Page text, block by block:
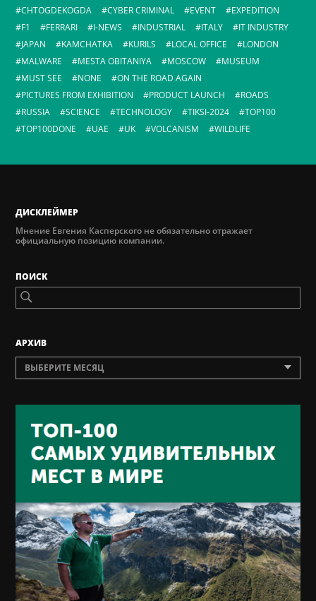
CHTOGDEKOGDA
CYBER CRIMINAL EVENT
EXPEDITION
F1
FERRARI I-NEWS INDUSTRIAL ITALY
IT INDUSTRY
JAPAN
KAMCHATKA KURILS LOCAL OFFICE
LONDON
MALWARE
MESTA OBITANIYA MOSCOW
MUSEUM
MUST SEE
NONE
ON THE ROAD AGAIN
PICTURES FROM EXHIBITION
PRODUCT LAUNCH
ROADS
RUSSIA
SCIENCE TECHNOLOGY TIKSI-2024
TOP100
TOP100DONE
UAE UK VOLCANISM WILDLIFE
ДИСКЛЕЙМЕР
Мнение Евгения Касперского не обязательно отражает
официальную позицию компании.
ПОИСК
AРХИВ
ВЫБЕРИТЕ МЕСЯЦ